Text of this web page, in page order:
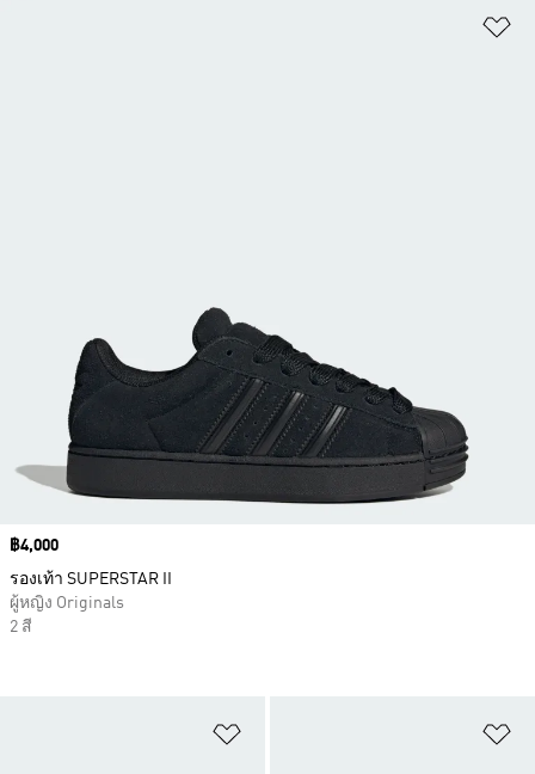
Price
฿4,000
รองเท้า SUPERSTAR II
ผู้หญิง Originals
2 สี